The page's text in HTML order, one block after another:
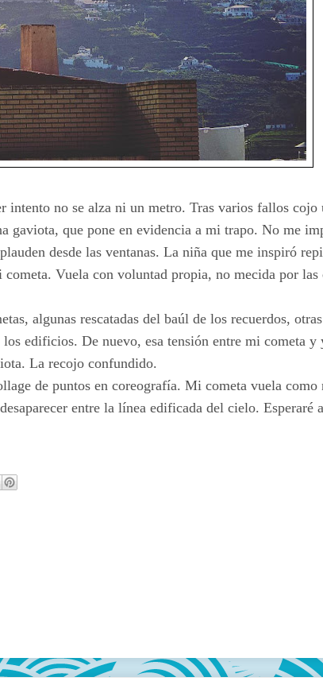
no se alza ni un metro. Tras varios fallos cojo
gaviota, que pone en evidencia a mi trapo. No me
desde las ventanas. La niña que me inspiró
Vuela con voluntad propia, no mecida por las
algunas rescatadas del baúl de los recuerdos,
edificios. De nuevo, esa tensión entre mi cometa
La recojo confundido.
de puntos en coreografía. Mi cometa vuela
entre la línea edificada del cielo. Esperaré